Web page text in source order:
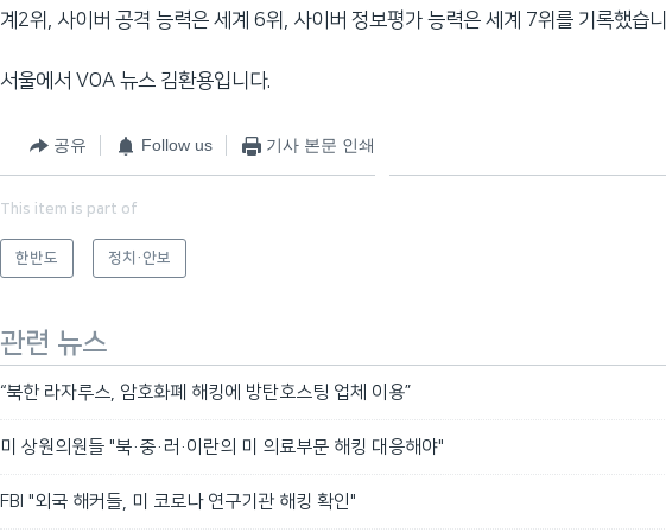
계2위, 사이버 공격 능력은 세계 6위, 사이버 정보평가 능력은 세계 7위를 기록했습
서울에서 VOA 뉴스 김환용입니다.
공유 Follow us 기사 본문 인쇄
This item is part of
한반도 정치·안보
관련 뉴스
“북한 라자루스, 암호화폐 해킹에 방탄호스팅 업체 이용”
미 상원의원들 "북·중·러·이란의 미 의료부문 해킹 대응해야"
FBI "외국 해커들, 미 코로나 연구기관 해킹 확인"